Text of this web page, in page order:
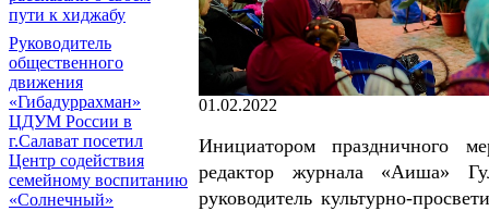
пути к хиджабу
Руководитель
общественного
движения
«Гибадуррахман»
ЦДУМ России в
г.Салават посетил
Центр содействия
семейному воспитанию
«Солнечный»
01.02.2022
Инициатором праздничного
редактор журнала «Аиша»
руководитель культурно-